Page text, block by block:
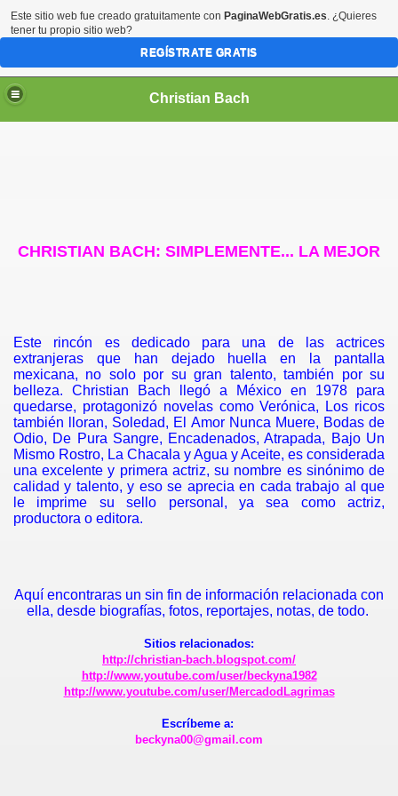
Christian Bach
CHRISTIAN BACH: SIMPLEMENTE... LA MEJOR
Este rincón es dedicado para una de las actrices
extranjeras que han dejado huella en la pantalla
mexicana, no solo por su gran talento, también por su
belleza. Christian Bach llegó a México en 1978 para
quedarse, protagonizó novelas como Verónica, Los ricos
también lloran, Soledad, El Amor Nunca Muere, Bodas de
Odio, De Pura Sangre, Encadenados, Atrapada, Bajo Un
Mismo Rostro, La Chacala y Agua y Aceite, es considerada
una excelente y primera actriz, su nombre es sinónimo de
calidad y talento, y eso se aprecia en cada trabajo al que
le imprime su sello personal, ya sea como actriz,
productora o editora.
Aquí encontraras un sin fin de información relacionada con
ella, desde biografías, fotos, reportajes, notas, de todo.
Sitios relacionados:
http://christian-bach.blogspot.com/
http://www.youtube.com/user/beckyna1982
http://www.youtube.com/user/MercadodLagrimas
Escríbeme a:
beckyna00@gmail.com
Vida
su prioridad
Este sitio web fue creado gratuitamente con PaginaWebGratis.es. ¿Quieres
tener tu propio sitio web?
REGÍSTRATE GRATIS